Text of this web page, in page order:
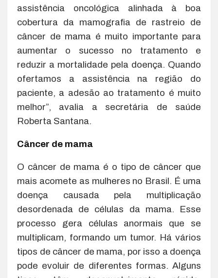
assistência oncológica alinhada à boa
cobertura da mamografia de rastreio de
câncer de mama é muito importante para
aumentar o sucesso no tratamento e
reduzir a mortalidade pela doença. Quando
ofertamos a assistência na região do
paciente, a adesão ao tratamento é muito
melhor”, avalia a secretária de saúde
Roberta Santana.
Câncer de mama
O câncer de mama é o tipo de câncer que
mais acomete as mulheres no Brasil. É uma
doença causada pela multiplicação
desordenada de células da mama. Esse
processo gera células anormais que se
multiplicam, formando um tumor. Há vários
tipos de câncer de mama, por isso a doença
pode evoluir de diferentes formas. Alguns